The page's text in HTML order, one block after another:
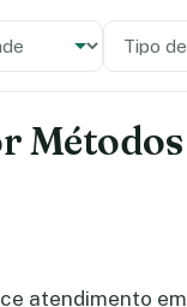
Métodos
atendimento em